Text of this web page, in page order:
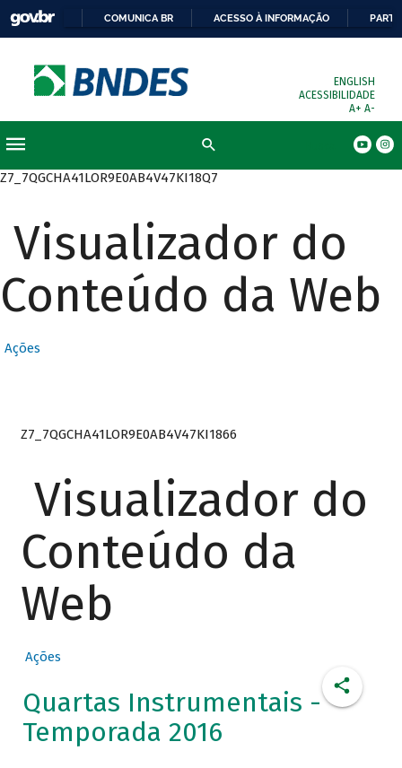
COMUNICA BR ACESSO À INFORMAÇÃO
ENGLISH
ACESSIBILIDADE
A+ A-
Z7_7QGCHA41LOR9E0AB4V47KI18Q7
Visualizador do
Conteúdo da Web
Ações
Z7_7QGCHA41LOR9E0AB4V47KI1866
Visualizador do
Conteúdo da
Web
Ações
Quartas Instrumentais -
Temporada 2016